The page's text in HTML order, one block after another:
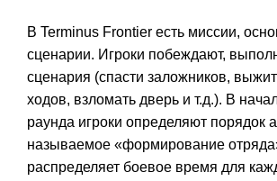
В Terminus Frontier есть миссии,
сценарии. Игроки побеждают,
сценария (спасти заложников,
ходов, взломать дверь и т.д.). В
раунда игроки определяют порядок
называемое «формирование
распределяет боевое время для